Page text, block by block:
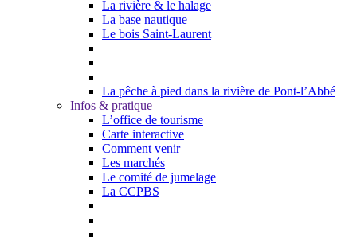
La rivière & le halage
La base nautique
Le bois Saint-Laurent
La pêche à pied dans la rivière de Pont-l’Abbé
Infos & pratique
L’office de tourisme
Carte interactive
Comment venir
Les marchés
Le comité de jumelage
La CCPBS